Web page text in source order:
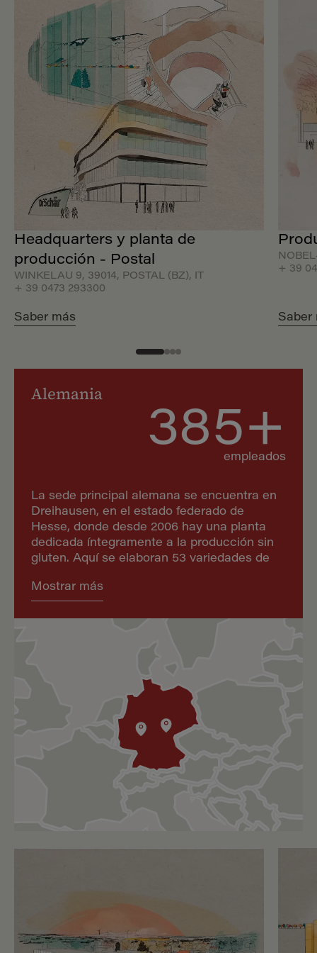
Headquarters y planta de
producción - Postal
WINKELAU 9, 39014, POSTAL (BZ), IT
+ 39 0473 293300
Saber más
+ 39
Saber
Alemania
385+
empleados
La sede principal alemana se encuentra en
Dreihausen, en el estado federado de
Hesse, donde desde 2006 hay una planta
dedicada íntegramente a la producción sin
gluten. Aquí se elaboran 53 variedades de
Apolda, Turingia, una segunda planta, en
diferentes tipos de pan sin gluten destinados
Mostrar más